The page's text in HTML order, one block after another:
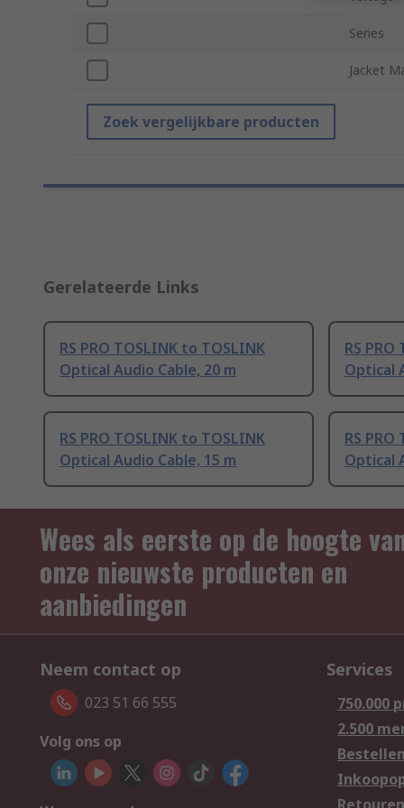
Series
Jacket
Zoek vergelijkbare producten
Gerelateerde Links
RS PRO TOSLINK to TOSLINK
Optical Audio Cable, 20 m
RS
Optical
RS PRO TOSLINK to TOSLINK
Optical Audio Cable, 15 m
RS
Optical
Wees als eerste op de hoogte
onze nieuwste producten en
aanbiedingen
Neem contact op
023 51 66 555
Volg ons op
Services
750.000
2.500
Bestellen